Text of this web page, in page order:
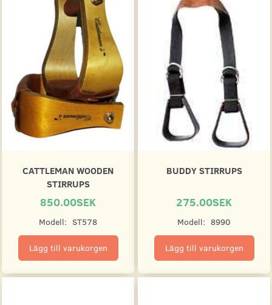
CATTLEMAN WOODEN
STIRRUPS
850.00SEK
Modell: ST578
Lägg till varukorgen
BUDDY STIRRUPS
275.00SEK
Modell: 8990
Lägg till varukorgen